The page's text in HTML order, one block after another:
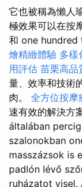
它也被稱為懶人
極效果可以在按
和 one hundred
燴精緻體驗 多樣
用評估 苗栗高品
量、效率和技術
肉。 全方位按摩
速有效的解決方
általában
szalonokban
masszázsok is
padlón lévő
ruházatot visel.